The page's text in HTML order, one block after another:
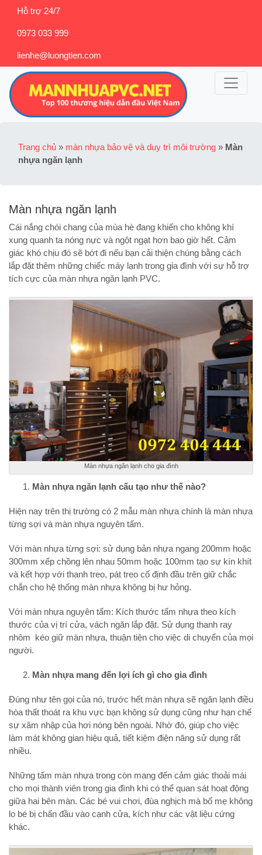
Hỗ trợ 24/7
0973 033 999
lienhe@luongtien.com
Trang chủ » màn nhựa bảo vệ và duy trì môi trường » Màn
nhựa ngăn lạnh
Màn nhựa ngăn lạnh
Cái nắng chói chang của mùa hè đang khiến cho không khí
xung quanh ta nóng nực và ngột ngạt hơn bao giờ hết. Cảm
giác khó chịu đó sẽ bớt đi nếu bạn cải thiện chúng bằng cách
lắp đặt thêm những chiếc máy lạnh trong gia đình với sự hỗ trợ
tích cực của màn nhựa ngăn lạnh PVC.
Màn nhựa ngăn lạnh cho gia đình
Màn nhựa ngăn lạnh cấu tạo như thế nào?
Hiện nay trên thị trường có 2 mẫu màn nhựa chính là màn nhựa
từng sợi và màn nhựa nguyên tấm.
Với màn nhựa từng sợi: sử dụng bản nhựa ngang 200mm hoặc
300mm xếp chồng lên nhau 50mm hoặc 100mm tạo sự kín khít
và kết hợp với thanh treo, pát treo cố định đầu trên giữ chắc
chắn cho hệ thống màn nhựa không bị hư hỏng.
Với màn nhựa nguyên tấm: Kích thước tấm nhựa theo kích
thước của vị trí cửa, vách ngăn lắp đặt. Sử dụng thanh ray
nhôm kéo giữ màn nhựa, thuận tiện cho việc di chuyển của mọi
người.
Màn nhựa mang đến lợi ích gì cho gia đình
Đúng như tên gọi của nó, trước hết màn nhựa sẽ ngăn lạnh điều
hòa thất thoát ra khu vực bạn không sử dụng cũng như hạn chế
sự xâm nhập của hơi nóng bên ngoài. Nhờ đó, giúp cho việc
làm mát không gian hiệu quả, tiết kiệm điện năng sử dụng rất
nhiều.
Những tấm màn nhựa trong còn mang đến cảm giác thoải mái
cho mọi thành viên trong gia đình khi có thể quan sát hoạt động
giữa hai bên màn. Các bé vui chơi, đùa nghịch mà bố mẹ không
lo bé bị chấn đầu vào cạnh cửa, kích như các vật liệu cứng
khác.